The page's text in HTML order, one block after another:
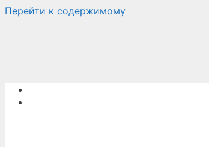
Перейти к содержимому